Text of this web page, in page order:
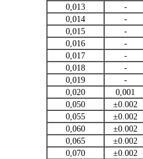
0,013
-
0,014
-
0,015
-
0,016
-
0,017
-
0,018
-
0,019
-
0,020
0,001
0,050
±0.002
0,055
±0.002
0,060
±0.002
0,065
±0.002
0,070
±0.002